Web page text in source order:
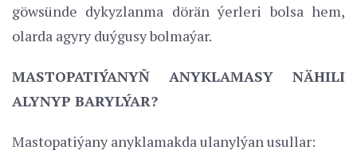
göwsünde dykyzlanma dörän ýerleri bolsa hem,
olarda agyry duýgusy bolmaýar.
MASTOPATIÝANYŇ ANYKLAMASY NÄHILI
ALYNYP BARYLÝAR?
Mastopatiýany anyklamakda ulanylýan usullar: